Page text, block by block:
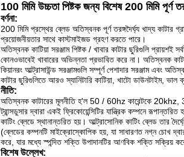
100 মিমি উচ্চতা পিষ্টক জন্য বিশেষ 200 মিমি পূর্ণ
বর্ণনা:
200 মিমি প্রস্থের ব্লেড অতিস্বনক পূর্ণ তরঙ্গদৈর্ঘ্য খাদ্য কাটার
প্রয়োজনীয়তার সাথে কাস্টমাইজড গ্রহণ করতে পারে।
অতিস্বনক কাটিয়া সরঞ্জাম পিষ্টক / খাবার কাটার ছুরিগুলি প্রায়শই
কোনওভাবেই খাবারের অভিন্নতা প্রভাবিত করে না। অতিস্বনক
কিয়ানরং আল্ট্রাসাউন্ড সরঞ্জামগুলি সম্পূর্ণ পেশাদার সরঞ্জাম এবং
কাটার ছুরিগুলিতে আরও স্যানিটারি কাটিয়া, খাটো ডাউনটাইম, ভাল
নীতি:
অতিস্বনক কাটারের মূলনীতি হ'ল 50 / 60hz কারেন্টকে
ট্রান্সডুসার দ্বারা একই ফ্রিকোয়েন্সিটির যান্ত্রিক কম্পনে
কাটিং ব্লেডে স্থানান্তরিত হয়। আল্ট্রাসোনিক কাটিং ব্লেড তার
(ব্লেডের কম্পনটি মাইক্রোস্কোপিক হয়, যা সাধারণত নগ্ন চোখ
করে, যার মধ্যে স্পন্দিত শক্তি উপাদানটির আণবিক শক্তি সক্রিয়
বিশেষ উল্লেখ: